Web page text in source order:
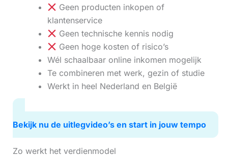
Geen producten inkopen of
klantenservice
Geen technische kennis nodig
Geen hoge kosten of risico’s
Wél schaalbaar online inkomen mogelijk
Te combineren met werk, gezin of studie
Werkt in heel Nederland en België
Bekijk nu de uitlegvideo’s en start in jouw tempo
Zo werkt het verdienmodel